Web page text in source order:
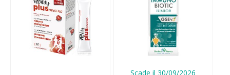
Scade il 30/09/2026